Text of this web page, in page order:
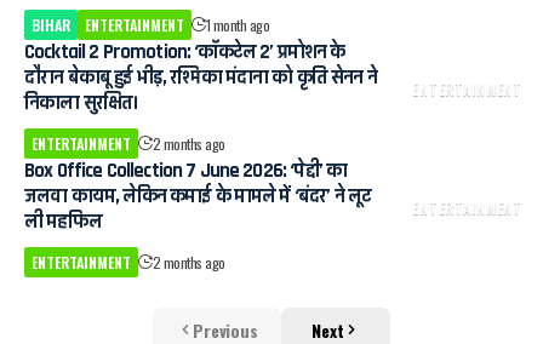
BIHAR ENTERTAINMENT 1 month ago
ENTERTAINMENT
Cocktail 2 Promotion: ‘कॉकटेल 2’ प्रमोशन के
दौरान बेकाबू हुई भीड़, रश्मिका मंदाना को कृति सेनन ने
निकाला सुरक्षित।
ENTERTAINMENT 2 months ago
ENTERTAINMENT
Box Office Collection 7 June 2026: ‘पेद्दी’ का
जलवा कायम, लेकिन कमाई के मामले में ‘बंदर’ ने लूट
ली महफिल
ENTERTAINMENT 2 months ago
Previous Next